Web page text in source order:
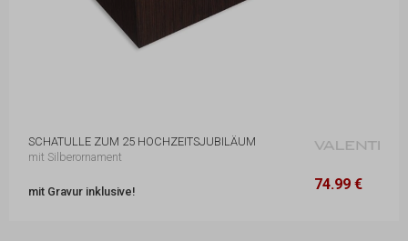
SCHATULLE ZUM 25 HOCHZEITSJUBILÄUM
mit Silberornament
mit Gravur inklusive! 74.99 €
74.99 €